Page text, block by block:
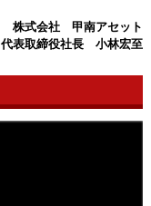
株式会社 甲南アセット
代表取締役社長 小林宏至